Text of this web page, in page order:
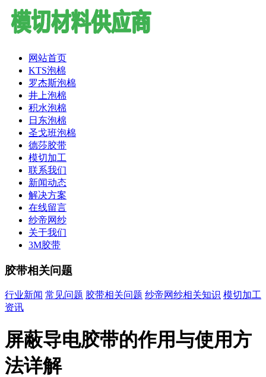
网站首页
KTS泡棉
罗杰斯泡棉
井上泡棉
积水泡棉
日东泡棉
圣戈班泡棉
德莎胶带
模切加工
联系我们
新闻动态
解决方案
在线留言
纱帝网纱
关于我们
3M胶带
胶带相关问题
行业新闻 常见问题 胶带相关问题 纱帝网纱相关知识 模切加工
资讯
屏蔽导电胶带的作用与使用方
法详解